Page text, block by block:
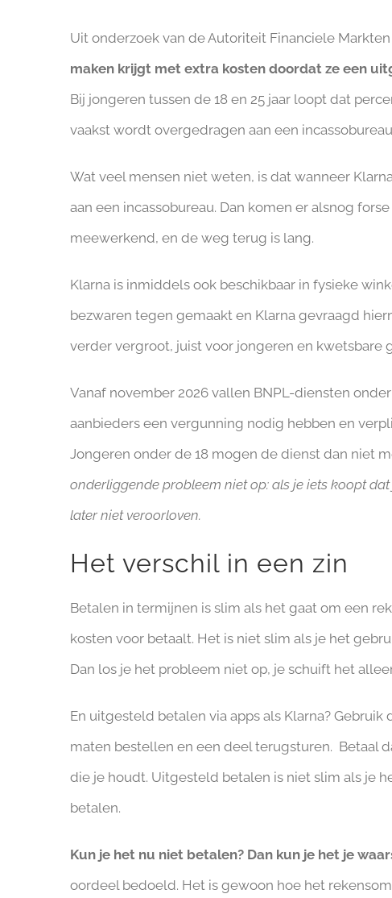
Uit onderzoek van de Autoriteit Financiele
maken krijgt met extra kosten doordat ze een
Bij jongeren tussen de 18 en 25 jaar loopt dat
vaakst wordt overgedragen aan een
Wat veel mensen niet weten, is dat wanneer
aan een incassobureau. Dan komen er alsnog
meewerkend, en de weg terug is lang.
Klarna is inmiddels ook beschikbaar in fysieke
bezwaren tegen gemaakt en Klarna gevraagd
verder vergroot, juist voor jongeren en kwetsbare
Vanaf november 2026 vallen BNPL-diensten
aanbieders een vergunning nodig hebben en
Jongeren onder de 18 mogen de dienst dan niet
onderliggende probleem niet op: als je iets koopt
later niet veroorloven.
Het verschil in een zin
Betalen in termijnen is slim als het gaat om een
kosten voor betaalt. Het is niet slim als je het
Dan los je het probleem niet op, je schuift het
En uitgesteld betalen via apps als Klarna?
maten bestellen en een deel terugsturen. Betaal
die je houdt. Uitgesteld betalen is niet slim als je
betalen.
Kun je het nu niet betalen? Dan kun je het je
oordeel bedoeld. Het is gewoon hoe het